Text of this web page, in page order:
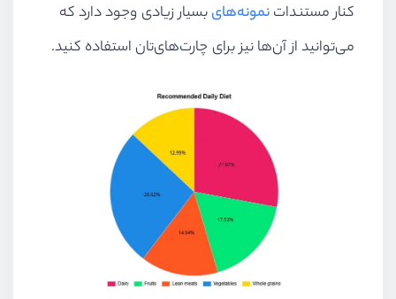
کنار مستنداتنمونه‌هایبسیار زیادی وجود دارد که
می‌توانید از آن‌ها نیز برای چارت‌های‌تان استفاده کنید.